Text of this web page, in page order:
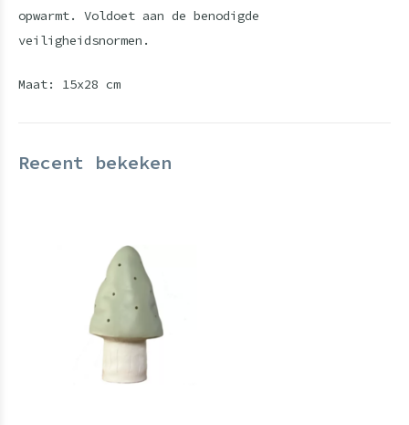
opwarmt. Voldoet aan de benodigde
veiligheidsnormen.
Maat: 15x28 cm
Recent bekeken